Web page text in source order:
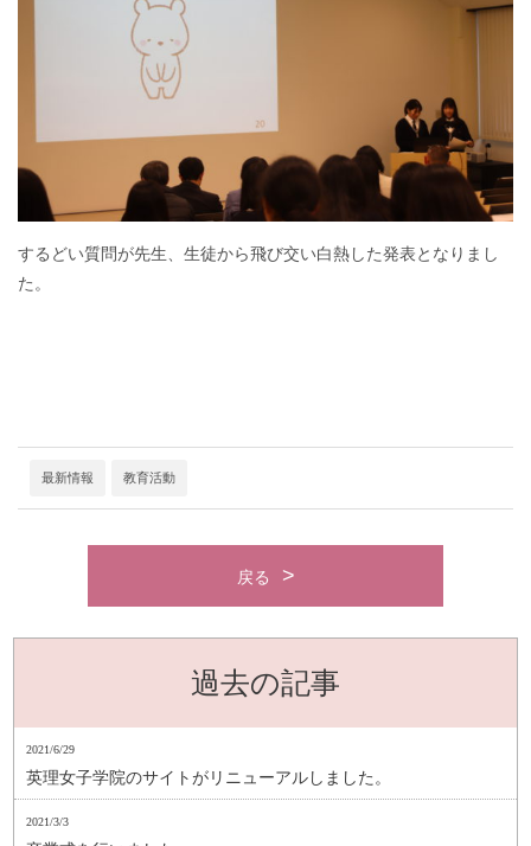
するどい質問が先生、生徒から飛び交い白熱した発表となりまし
た。
最新情報 教育活動
戻る
過去の記事
2021/6/29
英理女子学院のサイトがリニューアルしました。
2021/3/3